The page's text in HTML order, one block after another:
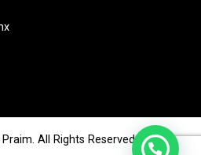
All Rights Reserved.